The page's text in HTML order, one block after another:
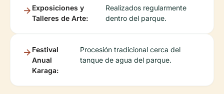
Exposiciones y
Talleres de Arte:
Realizados regularmente
dentro del parque.
Festival
Anual
Karaga:
Procesión tradicional cerca del
tanque de agua del parque.